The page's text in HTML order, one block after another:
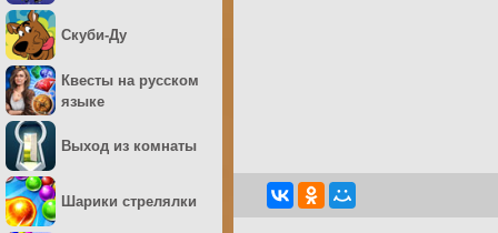
Скуби-Ду
Квесты на русском
языке
Выход из комнаты
Шарики стрелялки